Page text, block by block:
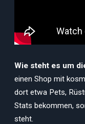
Wie steht es um
einen Shop mit
dort etwa Pets,
Stats bekommen,
steht.